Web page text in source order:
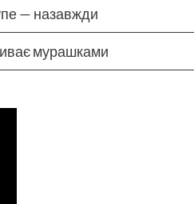
— назавжди
мурашками